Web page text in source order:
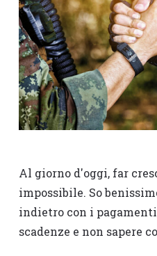
Al giorno d'oggi, far
impossibile. So
indietro con i
scadenze e non sapere